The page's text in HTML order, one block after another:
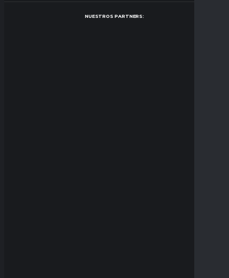
NUESTROS PARTNERS: